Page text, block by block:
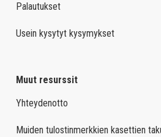
Palautukset
Usein kysytyt kysymykset
Muut resurssit
Yhteydenotto
Muiden tulostinmerkkien kasettien